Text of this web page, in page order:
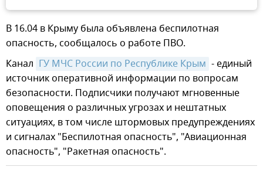
В 16.04 в Крыму была объявлена беспилотная
опасность, сообщалось о работе ПВО.
Канал ГУ МЧС России по Республике Крым - единый
источник оперативной информации по вопросам
безопасности. Подписчики получают мгновенные
оповещения о различных угрозах и нештатных
ситуациях, в том числе штормовых предупреждениях
и сигналах "Беспилотная опасность", "Авиационная
опасность", "Ракетная опасность".